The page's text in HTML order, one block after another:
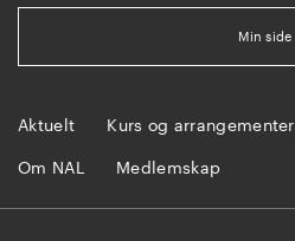
Min side
Aktuelt Kurs og arrangementer
Om NAL Medlemskap